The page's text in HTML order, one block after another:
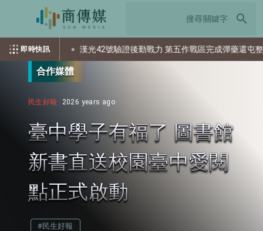
search
即時快訊
？ 漢光42號驗證後勤戰力 第五作戰區完成彈藥還屯整備
合作媒體
民生好報 2026 years ago
臺中學子有福了 圖書館
新書直送校園臺中愛閱
點正式啟動
#民生好報